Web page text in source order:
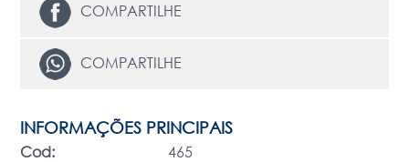
COMPARTILHE
COMPARTILHE
INFORMAÇÕES PRINCIPAIS
Cod:
465